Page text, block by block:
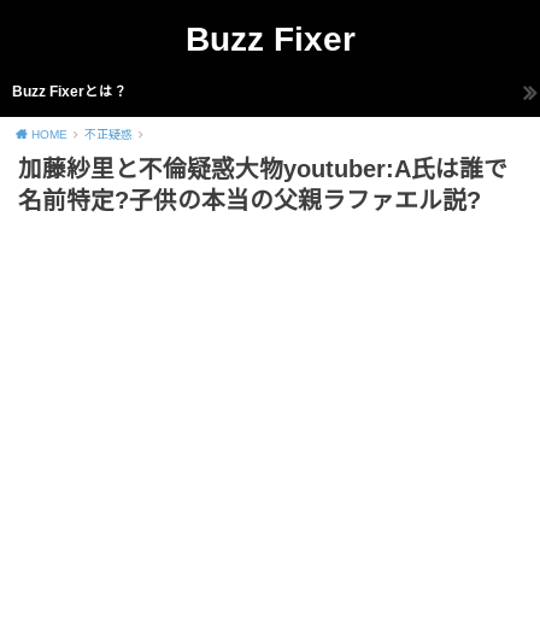
Buzz Fixer
Buzz Fixerとは？
HOME 不正疑惑
加藤紗里と不倫疑惑大物youtuber:A氏は誰で
名前特定?子供の本当の父親ラファエル説?